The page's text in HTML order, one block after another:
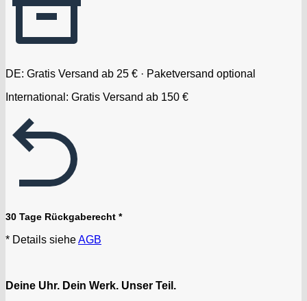
DE: Gratis Versand ab 25 € · Paketversand optional
International: Gratis Versand ab 150 €
30 Tage Rückgaberecht *
* Details sieheAGB
Deine Uhr. Dein Werk. Unser Teil.